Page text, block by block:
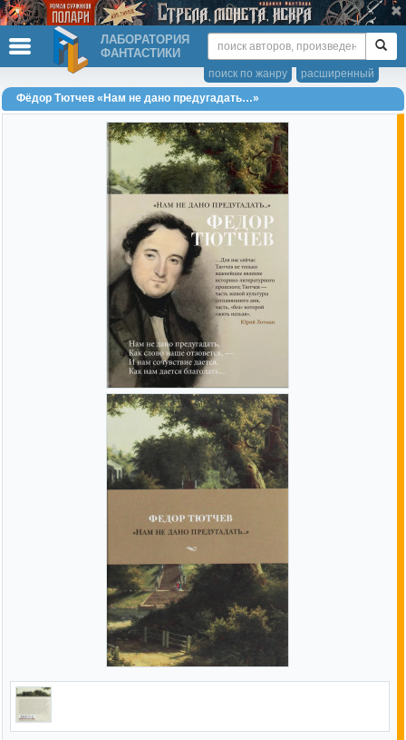
ЛАБОРАТОРИЯ
ФАНТАСТИКИ
расширенный
поиск по жанру
Фёдор Тютчев «Нам не дано предугадать…»